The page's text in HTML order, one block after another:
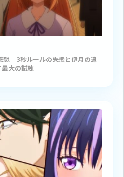
｜3秒ルールの失態と伊月の追
大の試練